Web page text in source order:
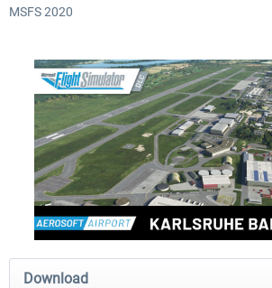
Aerosoft Airport Cologne/Bonn
MSFS 2020
Download